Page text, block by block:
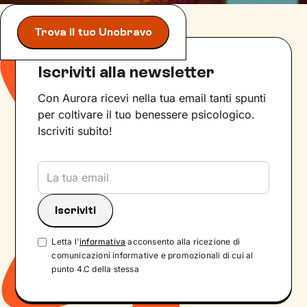
Trova il tuo Unobravo
Iscriviti alla newsletter
Con Aurora ricevi nella tua email tanti spunti
per coltivare il tuo benessere psicologico.
Iscriviti subito!
Letta l'informativa acconsento alla ricezione di
comunicazioni informative e promozionali di cui al
punto 4.C della stessa